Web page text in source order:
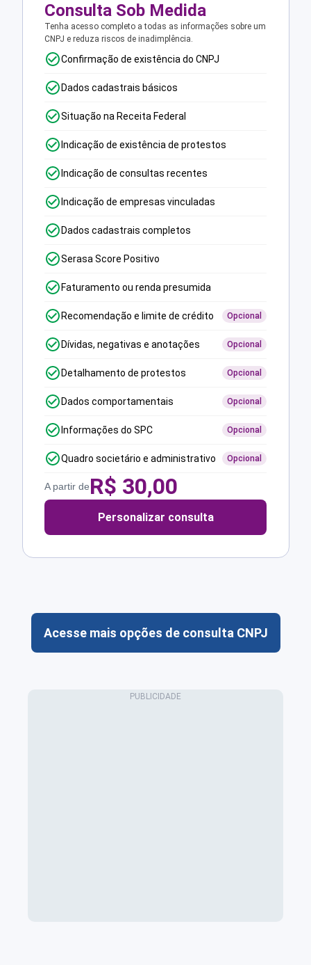
Consulta Sob Medida
Tenha acesso completo a todas as informações sobre um
CNPJ e reduza riscos de inadimplência.
Confirmação de existência do CNPJ
Dados cadastrais básicos
Situação na Receita Federal
Indicação de existência de protestos
Indicação de consultas recentes
Indicação de empresas vinculadas
Dados cadastrais completos
Serasa Score Positivo
Faturamento ou renda presumida
Recomendação e limite de crédito Opcional
Dívidas, negativas e anotações Opcional
Detalhamento de protestos Opcional
Dados comportamentais Opcional
Informações do SPC Opcional
Quadro societário e administrativo Opcional
A partir deR$ 30,00
Personalizar consulta
Acesse mais opções de consulta CNPJ